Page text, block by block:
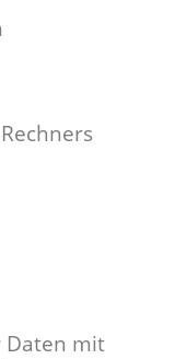
Daten mit